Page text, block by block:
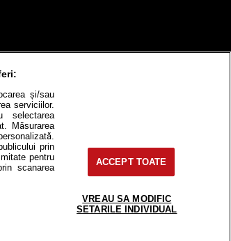
Modifică Setările
media, firme de
și/sau
serviciilor.
selectarea
Măsurarea
prin
pentru
scanarea
ACCEPT TOATE
VREAU SA MODIFIC
SETARILE INDIVIDUAL